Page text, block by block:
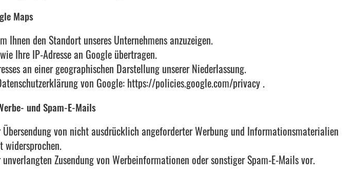
Maps
Ihnen den Standort unseres Unternehmens anzuzeigen.
Ihre IP-Adresse an Google übertragen.
an einer geographischen Darstellung unserer Niederlassung.
von Google: https://policies.google.com/privacy .
und Spam-E-Mails
von nicht ausdrücklich angeforderter Werbung und Informationsmaterialien
Zusendung von Werbeinformationen oder sonstiger Spam-E-Mails vor.